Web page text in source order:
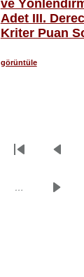
ve
Adet III.
Kriter Puan
görüntüle
Sayfalama
İlk
Önceki
…
Sonraki